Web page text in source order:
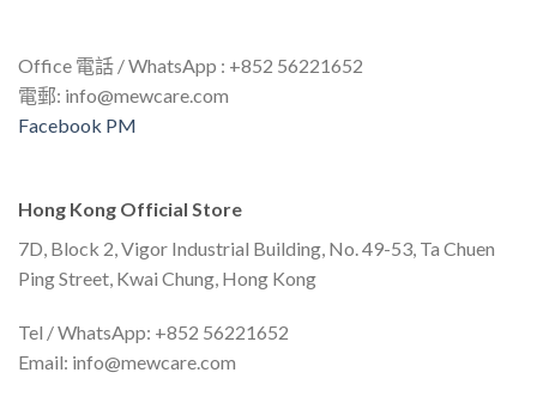
Office 電話 / WhatsApp : +852 56221652
電郵: info@mewcare.com
Facebook PM
Hong Kong Official Store
7D, Block 2, Vigor Industrial Building, No. 49-53, Ta Chuen
Ping Street, Kwai Chung, Hong Kong
Tel / WhatsApp: +852 56221652
Email: info@mewcare.com